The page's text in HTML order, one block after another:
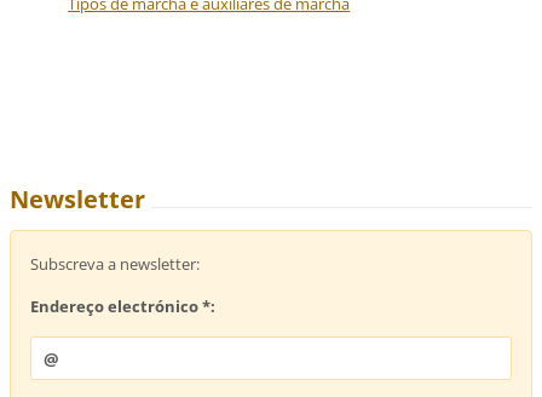
Newsletter
Subscreva a newsletter:
Endereço electrónico *: